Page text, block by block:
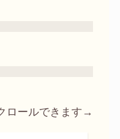
ロールできます→